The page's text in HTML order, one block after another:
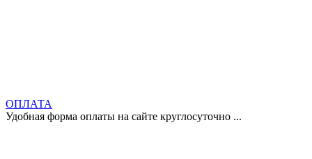
ОПЛАТА
Удобная форма оплаты на сайте круглосуточно ...